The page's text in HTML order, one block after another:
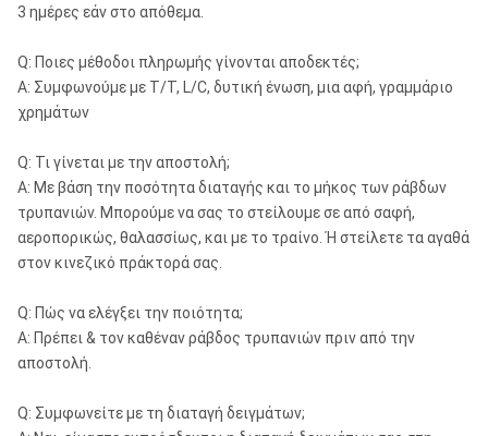
μέσα)
NQ3
HQ
63.5 χιλ. (21/2
μέσα)
μέσα)
HQ3
61.1 χιλ. (23/8
μέσα)
96 χιλ. (33/8
PQ 85 χιλ. (33/8 μέσα)
μέσα)
3 ημέρες εάν στο απόθεμα.
Q: Ποιες μέθοδοι πληρωμής γίνονται αποδεκτές;
Α: Συμφωνούμε με T/T, L/C, δυτική ένωση, μια αφή, γραμμάριο
χρημάτων
Q: Τι γίνεται με την αποστολή;
Α: Με βάση την ποσότητα διαταγής και το μήκος των ράβδων
τρυπανιών. Μπορούμε να σας το στείλουμε σε από σαφή,
αεροπορικώς, θαλασσίως, και με το τραίνο. Ή στείλετε τα αγαθά
στον κινεζικό πράκτορά σας.
Q: Πώς να ελέγξει την ποιότητα;
Α: Πρέπει & τον καθέναν ράβδος τρυπανιών πριν από την
αποστολή.
Q: Συμφωνείτε με τη διαταγή δειγμάτων;